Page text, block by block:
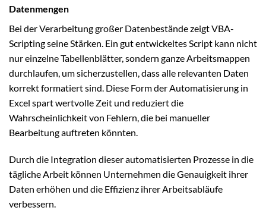
Datenmengen
Bei der Verarbeitung großer Datenbestände zeigt VBA-
Scripting seine Stärken. Ein gut entwickeltes Script kann nicht
nur einzelne Tabellenblätter, sondern ganze Arbeitsmappen
durchlaufen, um sicherzustellen, dass alle relevanten Daten
korrekt formatiert sind. Diese Form der Automatisierung in
Excel spart wertvolle Zeit und reduziert die
Wahrscheinlichkeit von Fehlern, die bei manueller
Bearbeitung auftreten könnten.
Durch die Integration dieser automatisierten Prozesse in die
tägliche Arbeit können Unternehmen die Genauigkeit ihrer
Daten erhöhen und die Effizienz ihrer Arbeitsabläufe
verbessern.